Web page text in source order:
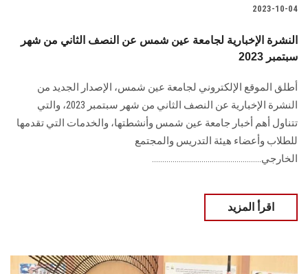
2023-10-04
النشرة الإخبارية لجامعة عين شمس عن النصف الثاني من شهر
سبتمبر 2023
أطلق الموقع الإلكتروني لجامعة عين شمس، الإصدار الجديد من
النشرة الإخبارية عن النصف الثاني من شهر سبتمبر 2023، والتي
تتناول أهم أخبار جامعة عين شمس وأنشطتها، والخدمات التي تقدمها
للطلاب وأعضاء هيئة التدريس والمجتمع
الخارجي.....................................................
اقرأ المزيد